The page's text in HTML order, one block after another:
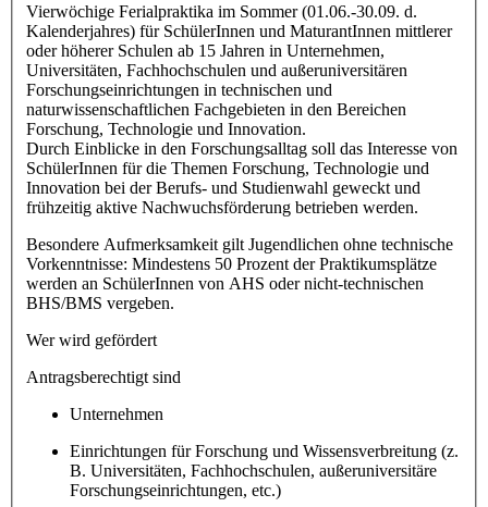
Vierwöchige Ferialpraktika im Sommer (01.06.-30.09. d.
Kalenderjahres) für SchülerInnen und MaturantInnen mittlerer
oder höherer Schulen ab 15 Jahren in Unternehmen,
Universitäten, Fachhochschulen und außeruniversitären
Forschungseinrichtungen in technischen und
naturwissenschaftlichen Fachgebieten in den Bereichen
Forschung, Technologie und Innovation.
Durch Einblicke in den Forschungsalltag soll das Interesse von
SchülerInnen für die Themen Forschung, Technologie und
Innovation bei der Berufs- und Studienwahl geweckt und
frühzeitig aktive Nachwuchsförderung betrieben werden.
Besondere Aufmerksamkeit gilt Jugendlichen ohne technische
Vorkenntnisse: Mindestens 50 Prozent der Praktikumsplätze
werden an SchülerInnen von AHS oder nicht-technischen
BHS/BMS vergeben.
Wer wird gefördert
Antragsberechtigt sind
Unternehmen
Einrichtungen für Forschung und Wissensverbreitung (z.
B. Universitäten, Fachhochschulen, außeruniversitäre
Forschungseinrichtungen, etc.)